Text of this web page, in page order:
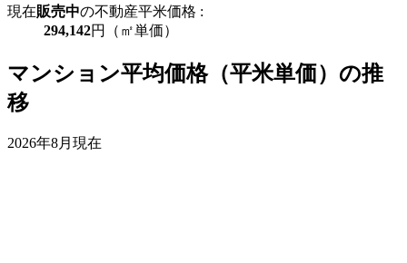
現在販売中の不動産平米価格 :
294,142円（㎡単価）
マンション平均価格（平米単価）の推
移
2026年8月現在